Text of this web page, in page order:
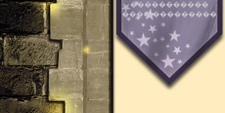
�����������
���� ���������